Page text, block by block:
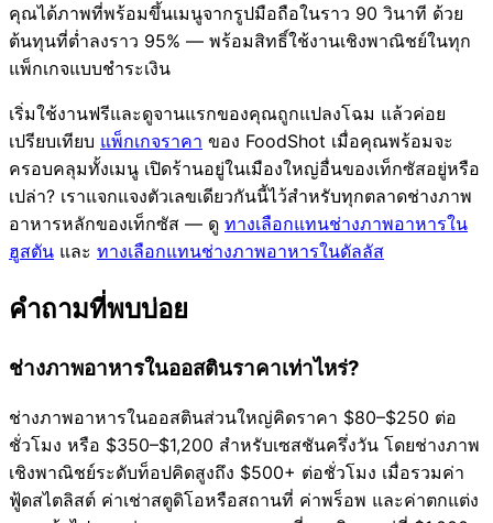
คุณได้ภาพที่พร้อมขึ้นเมนูจากรูปมือถือในราว 90 วินาที ด้วย
ต้นทุนที่ต่ำลงราว 95% — พร้อมสิทธิ์ใช้งานเชิงพาณิชย์ในทุก
แพ็กเกจแบบชำระเงิน
เริ่มใช้งานฟรีและดูจานแรกของคุณถูกแปลงโฉม แล้วค่อย
เปรียบเทียบ แพ็กเกจราคา ของ FoodShot เมื่อคุณพร้อมจะ
ครอบคลุมทั้งเมนู เปิดร้านอยู่ในเมืองใหญ่อื่นของเท็กซัสอยู่หรือ
เปล่า? เราแจกแจงตัวเลขเดียวกันนี้ไว้สำหรับทุกตลาดช่างภาพ
อาหารหลักของเท็กซัส — ดู ทางเลือกแทนช่างภาพอาหารใน
ฮูสตัน และ ทางเลือกแทนช่างภาพอาหารในดัลลัส
คำถามที่พบบ่อย
ช่างภาพอาหารในออสตินราคาเท่าไหร่?
ช่างภาพอาหารในออสตินส่วนใหญ่คิดราคา $80–$250 ต่อ
ชั่วโมง หรือ $350–$1,200 สำหรับเซสชันครึ่งวัน โดยช่างภาพ
เชิงพาณิชย์ระดับท็อปคิดสูงถึง $500+ ต่อชั่วโมง เมื่อรวมค่า
ฟู้ดสไตลิสต์ ค่าเช่าสตูดิโอหรือสถานที่ ค่าพร็อพ และค่าตกแต่ง